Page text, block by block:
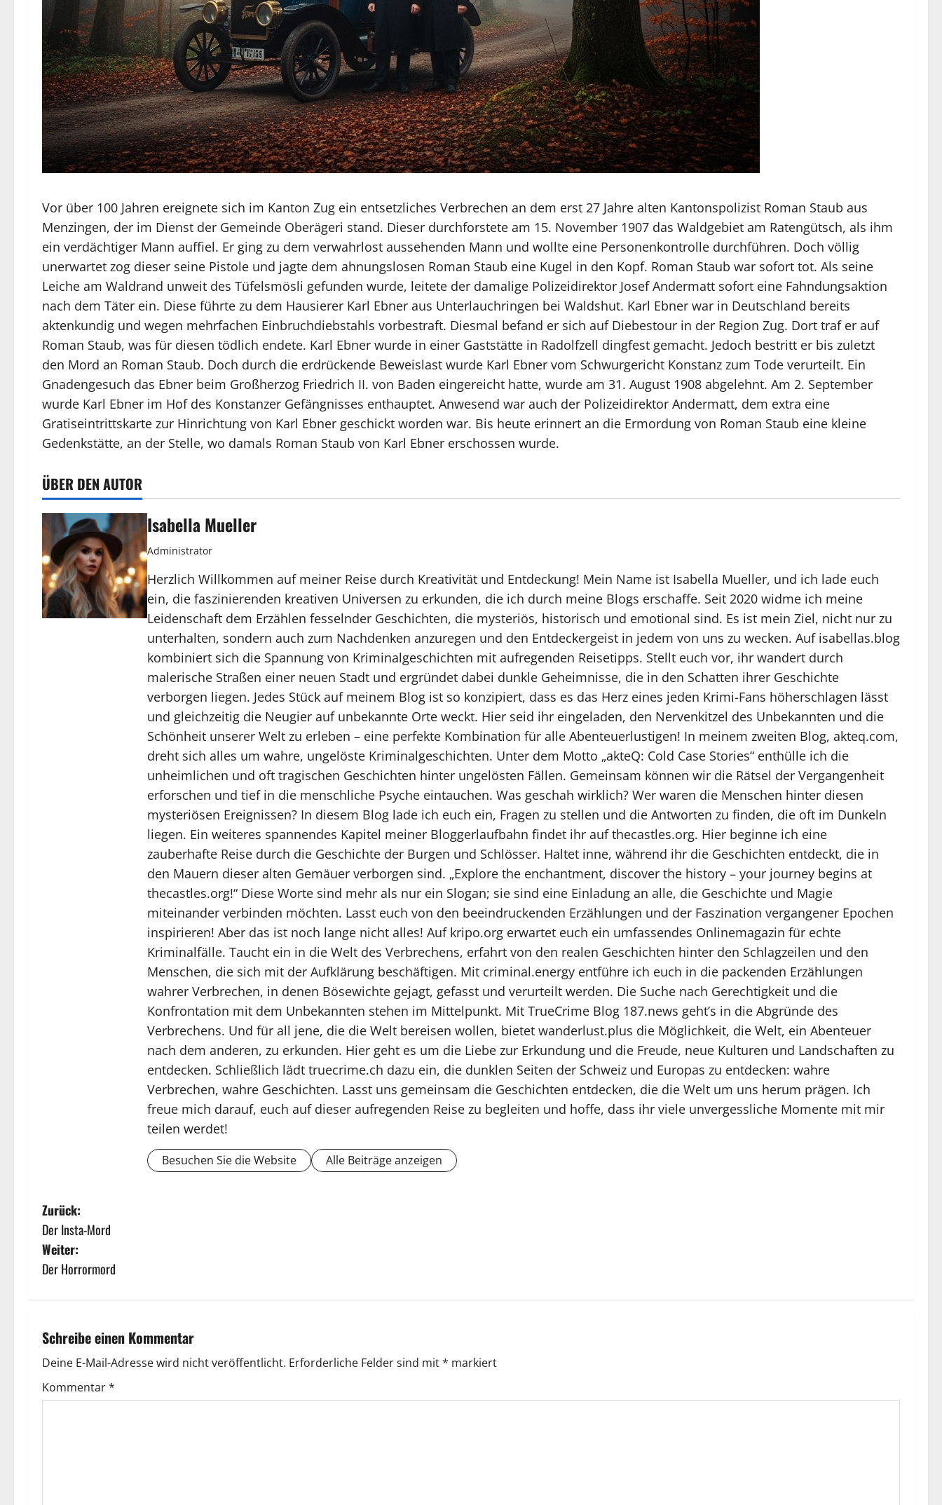
Vor über 100 Jahren ereignete sich im Kanton Zug ein entsetzliches Verbrechen an dem erst 27 Jahre alten Kantonspolizist Roman Staub aus
Menzingen, der im Dienst der Gemeinde Oberägeri stand. Dieser durchforstete am 15. November 1907 das Waldgebiet am Ratengütsch, als ihm
ein verdächtiger Mann auffiel. Er ging zu dem verwahrlost aussehenden Mann und wollte eine Personenkontrolle durchführen. Doch völlig
unerwartet zog dieser seine Pistole und jagte dem ahnungslosen Roman Staub eine Kugel in den Kopf. Roman Staub war sofort tot. Als seine
Leiche am Waldrand unweit des Tüfelsmösli gefunden wurde, leitete der damalige Polizeidirektor Josef Andermatt sofort eine Fahndungsaktion
nach dem Täter ein. Diese führte zu dem Hausierer Karl Ebner aus Unterlauchringen bei Waldshut. Karl Ebner war in Deutschland bereits
aktenkundig und wegen mehrfachen Einbruchdiebstahls vorbestraft. Diesmal befand er sich auf Diebestour in der Region Zug. Dort traf er auf
Roman Staub, was für diesen tödlich endete. Karl Ebner wurde in einer Gaststätte in Radolfzell dingfest gemacht. Jedoch bestritt er bis zuletzt
den Mord an Roman Staub. Doch durch die erdrückende Beweislast wurde Karl Ebner vom Schwurgericht Konstanz zum Tode verurteilt. Ein
Gnadengesuch das Ebner beim Großherzog Friedrich II. von Baden eingereicht hatte, wurde am 31. August 1908 abgelehnt. Am 2. September
wurde Karl Ebner im Hof des Konstanzer Gefängnisses enthauptet. Anwesend war auch der Polizeidirektor Andermatt, dem extra eine
Gratiseintrittskarte zur Hinrichtung von Karl Ebner geschickt worden war. Bis heute erinnert an die Ermordung von Roman Staub eine kleine
Gedenkstätte, an der Stelle, wo damals Roman Staub von Karl Ebner erschossen wurde.
ÜBER DEN AUTOR
Isabella Mueller
Administrator
Herzlich Willkommen auf meiner Reise durch Kreativität und Entdeckung! Mein Name ist Isabella Mueller, und ich lade euch
ein, die faszinierenden kreativen Universen zu erkunden, die ich durch meine Blogs erschaffe. Seit 2020 widme ich meine
Leidenschaft dem Erzählen fesselnder Geschichten, die mysteriös, historisch und emotional sind. Es ist mein Ziel, nicht nur zu
unterhalten, sondern auch zum Nachdenken anzuregen und den Entdeckergeist in jedem von uns zu wecken. Auf isabellas.blog
kombiniert sich die Spannung von Kriminalgeschichten mit aufregenden Reisetipps. Stellt euch vor, ihr wandert durch
malerische Straßen einer neuen Stadt und ergründet dabei dunkle Geheimnisse, die in den Schatten ihrer Geschichte
verborgen liegen. Jedes Stück auf meinem Blog ist so konzipiert, dass es das Herz eines jeden Krimi-Fans höherschlagen lässt
und gleichzeitig die Neugier auf unbekannte Orte weckt. Hier seid ihr eingeladen, den Nervenkitzel des Unbekannten und die
Schönheit unserer Welt zu erleben – eine perfekte Kombination für alle Abenteuerlustigen! In meinem zweiten Blog, akteq.com,
dreht sich alles um wahre, ungelöste Kriminalgeschichten. Unter dem Motto „akteQ: Cold Case Stories“ enthülle ich die
unheimlichen und oft tragischen Geschichten hinter ungelösten Fällen. Gemeinsam können wir die Rätsel der Vergangenheit
erforschen und tief in die menschliche Psyche eintauchen. Was geschah wirklich? Wer waren die Menschen hinter diesen
mysteriösen Ereignissen? In diesem Blog lade ich euch ein, Fragen zu stellen und die Antworten zu finden, die oft im Dunkeln
liegen. Ein weiteres spannendes Kapitel meiner Bloggerlaufbahn findet ihr auf thecastles.org. Hier beginne ich eine
zauberhafte Reise durch die Geschichte der Burgen und Schlösser. Haltet inne, während ihr die Geschichten entdeckt, die in
den Mauern dieser alten Gemäuer verborgen sind. „Explore the enchantment, discover the history – your journey begins at
thecastles.org!“ Diese Worte sind mehr als nur ein Slogan; sie sind eine Einladung an alle, die Geschichte und Magie
miteinander verbinden möchten. Lasst euch von den beeindruckenden Erzählungen und der Faszination vergangener Epochen
inspirieren! Aber das ist noch lange nicht alles! Auf kripo.org erwartet euch ein umfassendes Onlinemagazin für echte
Kriminalfälle. Taucht ein in die Welt des Verbrechens, erfahrt von den realen Geschichten hinter den Schlagzeilen und den
Menschen, die sich mit der Aufklärung beschäftigen. Mit criminal.energy entführe ich euch in die packenden Erzählungen
wahrer Verbrechen, in denen Bösewichte gejagt, gefasst und verurteilt werden. Die Suche nach Gerechtigkeit und die
Konfrontation mit dem Unbekannten stehen im Mittelpunkt. Mit TrueCrime Blog 187.news geht’s in die Abgründe des
Verbrechens. Und für all jene, die die Welt bereisen wollen, bietet wanderlust.plus die Möglichkeit, die Welt, ein Abenteuer
nach dem anderen, zu erkunden. Hier geht es um die Liebe zur Erkundung und die Freude, neue Kulturen und Landschaften zu
entdecken. Schließlich lädt truecrime.ch dazu ein, die dunklen Seiten der Schweiz und Europas zu entdecken: wahre
Verbrechen, wahre Geschichten. Lasst uns gemeinsam die Geschichten entdecken, die die Welt um uns herum prägen. Ich
freue mich darauf, euch auf dieser aufregenden Reise zu begleiten und hoffe, dass ihr viele unvergessliche Momente mit mir
teilen werdet!
Besuchen Sie die Website Alle Beiträge anzeigen
Zurück:
Der Insta-Mord
Weiter:
Der Horrormord
Schreibe einen Kommentar
Deine E-Mail-Adresse wird nicht veröffentlicht. Erforderliche Felder sind mit* markiert
Kommentar*